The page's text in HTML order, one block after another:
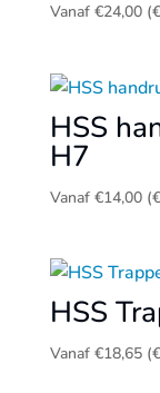
Vanaf €24,00 (€
HSS
H7
Vanaf €14,00 (€
HSS
Vanaf €18,65 (€